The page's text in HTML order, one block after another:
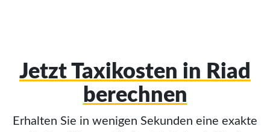
Jetzt Taxikosten in Riad
berechnen
Erhalten Sie in wenigen Sekunden eine exakte